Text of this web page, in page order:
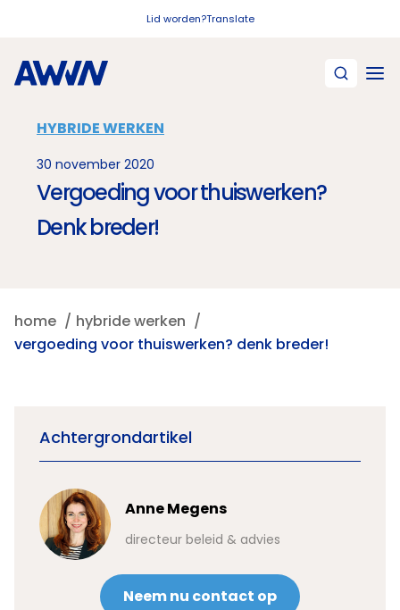
Lid worden?Translate
HYBRIDE WERKEN
30 november 2020
Vergoeding voor thuiswerken?
Denk breder!
home
hybride werken
vergoeding voor thuiswerken? denk breder!
Achtergrondartikel
Anne Megens
directeur beleid & advies
Neem nu contact op